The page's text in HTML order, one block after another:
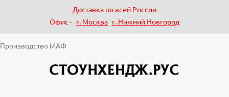
Доставка по всей России
Офис - г. Москва г. Нижний Новгород
Производство МАФ